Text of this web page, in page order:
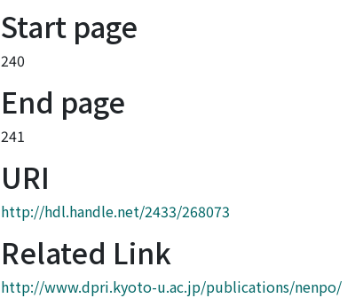
Start page
240
End page
241
URI
http://hdl.handle.net/2433/268073
Related Link
http://www.dpri.kyoto-u.ac.jp/publications/nenpo/